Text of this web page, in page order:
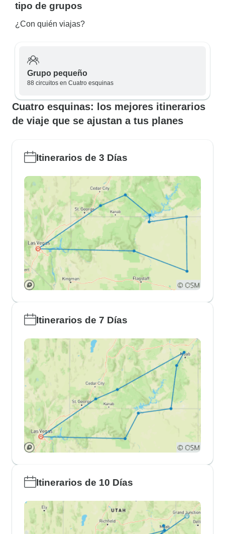
tipo de grupos
¿Con quién viajas?
Grupo pequeño
88 circuitos en Cuatro esquinas
Cuatro esquinas: los mejores itinerarios
de viaje que se ajustan a tus planes
Itinerarios de 3 Días
Itinerarios de 7 Días
Itinerarios de 10 Días